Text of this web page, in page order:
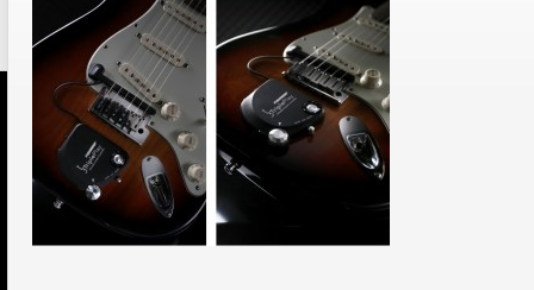
Tutorial de CLA Effects, aprende a
aplicar efectos a tus voces.